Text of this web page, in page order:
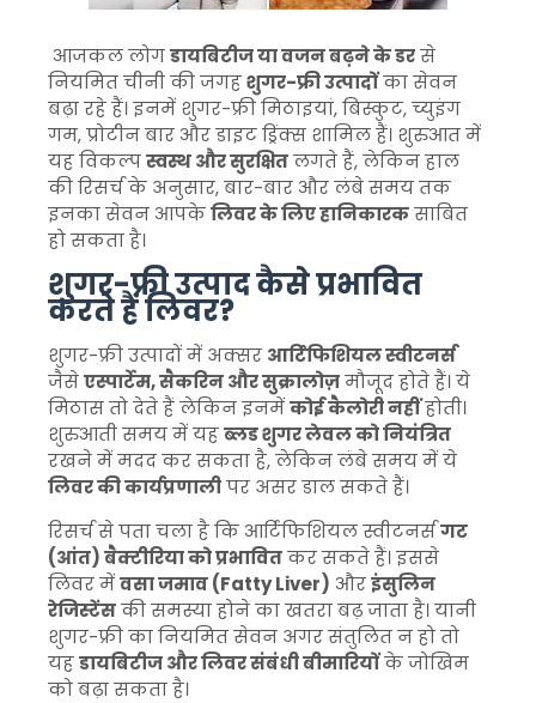
आजकल लोगडायबिटीज या वजन बढ़ने के डरसे
नियमित चीनी की जगहशुगर-फ्री उत्पादोंका सेवन
बढ़ा रहे हैं। इनमें शुगर-फ्री मिठाइयां, बिस्कुट, च्युइंग
गम, प्रोटीन बार और डाइट ड्रिंक्स शामिल हैं। शुरुआत में
यह विकल्पस्वस्थ और सुरक्षितलगते हैं, लेकिन हाल
की रिसर्च के अनुसार, बार-बार और लंबे समय तक
इनका सेवन आपकेलिवर के लिए हानिकारकसाबित
हो सकता है।
शुगर-फ्री उत्पाद कैसे प्रभावित
करते हैं लिवर?
शुगर-फ्री उत्पादों में अक्सर आर्टिफिशियल स्वीटनर्स
जैसेएस्पार्टेम, सैकरिन और सुक्रालोज़मौजूद होते हैं। ये
मिठास तो देते हैं लेकिन इनमेंकोई कैलोरी नहींहोती।
शुरुआती समय में यहब्लड शुगर लेवल को नियंत्रित
रखने में मदद कर सकता है, लेकिन लंबे समय में ये
लिवर की कार्यप्रणालीपर असर डाल सकते हैं।
रिसर्च से पता चला है कि आर्टिफिशियल स्वीटनर्सगट
(आंत) बैक्टीरिया को प्रभावितकर सकते हैं। इससे
लिवर मेंवसा जमाव (Fatty Liver) औरइंसुलिन
रेजिस्टेंसकी समस्या होने का खतरा बढ़ जाता है। यानी
शुगर-फ्री का नियमित सेवन अगर संतुलित न हो तो
यहडायबिटीज और लिवर संबंधी बीमारियोंके जोखिम
को बढ़ा सकता है।